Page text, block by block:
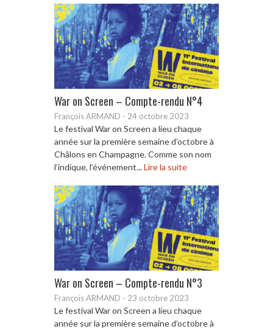
War on Screen – Compte-rendu N°4
François ARMAND - 24 octobre 2023
Le festival War on Screen a lieu chaque
année sur la première semaine d’octobre à
Châlons en Champagne. Comme son nom
l’indique, l’événement...Lire la suite
War on Screen – Compte-rendu N°3
François ARMAND - 23 octobre 2023
Le festival War on Screen a lieu chaque
année sur la première semaine d’octobre à